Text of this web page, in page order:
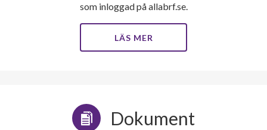
som inloggad på allabrf.se.
LÄS MER
Dokument